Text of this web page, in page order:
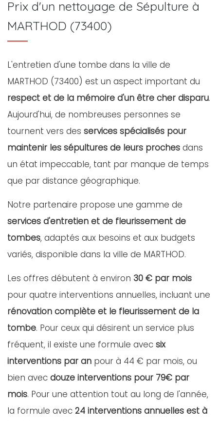
Prix d'un nettoyage de Sépulture à
MARTHOD (73400)
L'entretien d'une tombe dans la ville de
MARTHOD (73400) est un aspect important du
respect et de la mémoire d'un être cher disparu.
Aujourd'hui, de nombreuses personnes se
tournent vers des services spécialisés pour
maintenir les sépultures de leurs proches dans
un état impeccable, tant par manque de temps
que par distance géographique.
Notre partenaire propose une gamme de
services d'entretien et de fleurissement de
tombes, adaptés aux besoins et aux budgets
variés, disponible dans la ville de MARTHOD.
Les offres débutent à environ 30 € par mois
pour quatre interventions annuelles, incluant une
rénovation complète et le fleurissement de la
tombe. Pour ceux qui désirent un service plus
fréquent, il existe une formule avec six
interventions par an pour à 44 € par mois, ou
bien avec douze interventions pour 79€ par
mois. Pour une attention tout au long de l'année,
la formule avec 24 interventions annuelles est à